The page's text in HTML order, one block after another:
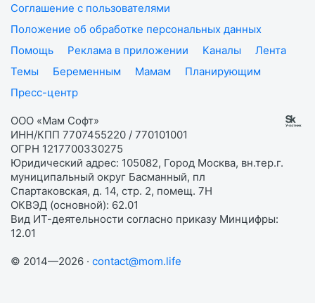
Соглашение с пользователями
Положение об обработке персональных данных
Помощь
Реклама в приложении Каналы
Лента
Темы
Беременным Мамам
Планирующим
Пресс-центр
ООО «Мам Софт»
ИНН/КПП 7707455220 / 770101001
ОГРН 1217700330275
Юридический адрес: 105082, Город Москва, вн.тер.г.
муниципальный округ Басманный, пл
Спартаковская, д. 14, стр. 2, помещ. 7Н
ОКВЭД (основной): 62.01
Вид ИТ-деятельности согласно приказу Минцифры:
12.01
© 2014—2026 · contact@mom.life